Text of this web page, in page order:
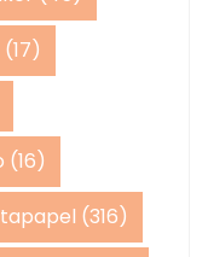
(17)
(16)
(316)